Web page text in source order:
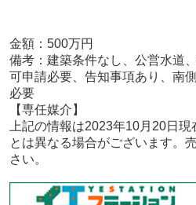
金額：500万円
備考： 建築条件なし、公営水道
可申請必要、告知事項あり、南
必要
【専任媒介 】
上記の情報は2023年10月20日現
とは異なる場合がございます。
さい。